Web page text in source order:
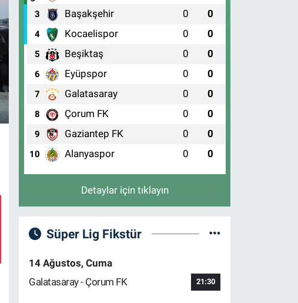
3 Başakşehir 0 0
4 Kocaelispor 0 0
5 Beşiktaş 0 0
6 Eyüpspor 0 0
7 Galatasaray 0 0
8 Çorum FK 0 0
9 Gaziantep FK 0 0
10 Alanyaspor 0 0
Detaylar için tıklayın
Süper Lig Fikstür
14 Ağustos, Cuma
Galatasaray - Çorum FK
21:30